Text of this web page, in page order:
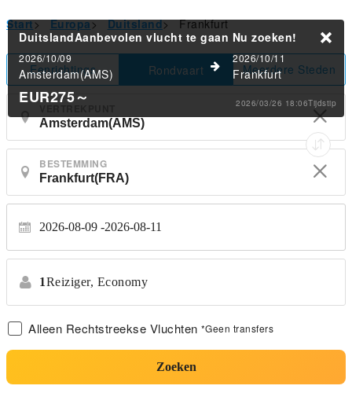
Start> Europa> Duitsland> Frankfurt
Eenrichtings Rondvaart Meerdere Steden
BESTEMMING
2026-08-09 2026-08-11
1Reiziger, Economy
Alleen Rechtstreekse Vluchten *Geen transfers
Zoeken
DuitslandAanbevolen vlucht te gaan Nu zoeken!
2026/10/09
Amsterdam(AMS)
2026/10/11
Frankfurt
EUR275～ 2026/03/26 18:06Tijdstip